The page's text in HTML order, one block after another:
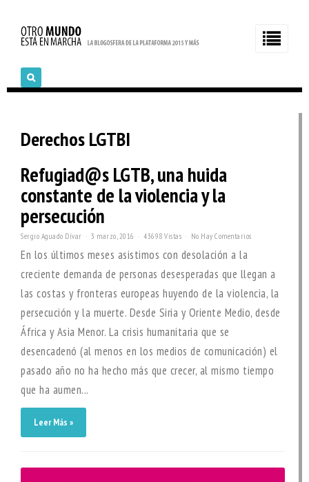
Derechos LGTBI
Refugiad@s LGTB, una huida
constante de la violencia y la
persecución
Sergio Aguado Dívar 3 marzo, 2016 43698 Vistas No Hay Comentarios
En los últimos meses asistimos con desolación a la
creciente demanda de personas desesperadas que llegan a
las costas y fronteras europeas huyendo de la violencia, la
persecución y la muerte. Desde Siria y Oriente Medio, desde
África y Asia Menor. La crisis humanitaria que se
desencadenó (al menos en los medios de comunicación) el
pasado año no ha hecho más que crecer, al mismo tiempo
que ha aumen...
Leer Más »